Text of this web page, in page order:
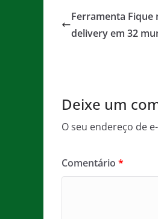
e
b
er l
Ferramenta Fique
delivery em 32
Deixe um
O seu endereço de
Comentário *